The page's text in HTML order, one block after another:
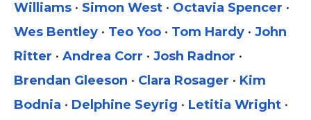
Williams • Simon West • Octavia Spencer •
Wes Bentley • Teo Yoo • Tom Hardy • John
Ritter • Andrea Corr • Josh Radnor •
Brendan Gleeson • Clara Rosager • Kim
Bodnia • Delphine Seyrig • Letitia Wright •